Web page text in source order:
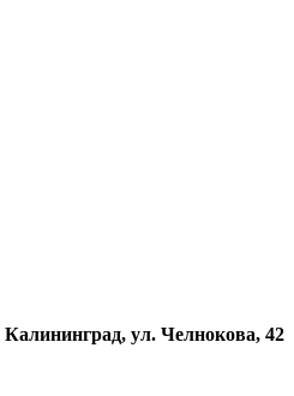
Калининград, ул. Челнокова, 42